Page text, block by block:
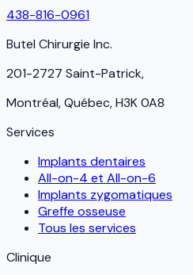
438-816-0961
Butel Chirurgie Inc.
201-2727 Saint-Patrick,
Montréal, Québec, H3K 0A8
Services
Implants dentaires
All-on-4 et All-on-6
Implants zygomatiques
Greffe osseuse
Tous les services
Clinique